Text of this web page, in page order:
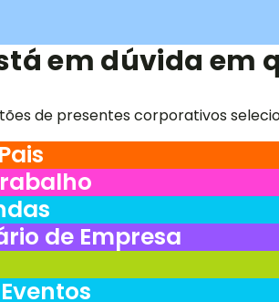
em dúvida em
de presentes corporativos
de Empresa